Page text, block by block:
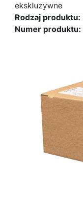
ekskluzywne
Rodzaj produktu:
Numer produktu: